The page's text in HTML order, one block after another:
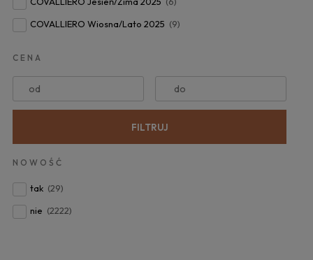
COVALLIERO Wiosna/Lato 2025 (9)
CENA
od do
FILTRUJ
NOWOŚĆ
tak (29)
nie (2222)